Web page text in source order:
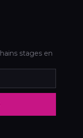
stages en